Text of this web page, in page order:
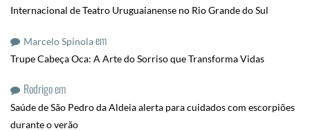
Internacional de Teatro Uruguaianense no Rio Grande do Sul
Marcelo Spinolaem
Trupe Cabeça Oca: A Arte do Sorriso que Transforma Vidas
Rodrigoem
Saúde de São Pedro da Aldeia alerta para cuidados com escorpiões
durante o verão